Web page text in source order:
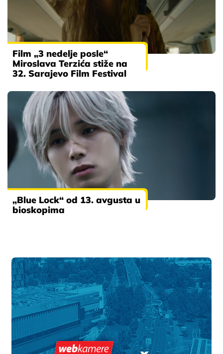
Film „3 nedelje posle“
Miroslava Terzića stiže na
32. Sarajevo Film Festival
„Blue Lock“ od 13. avgusta u
bioskopima